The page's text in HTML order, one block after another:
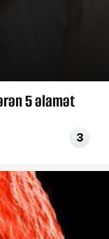
5 əlamət
3